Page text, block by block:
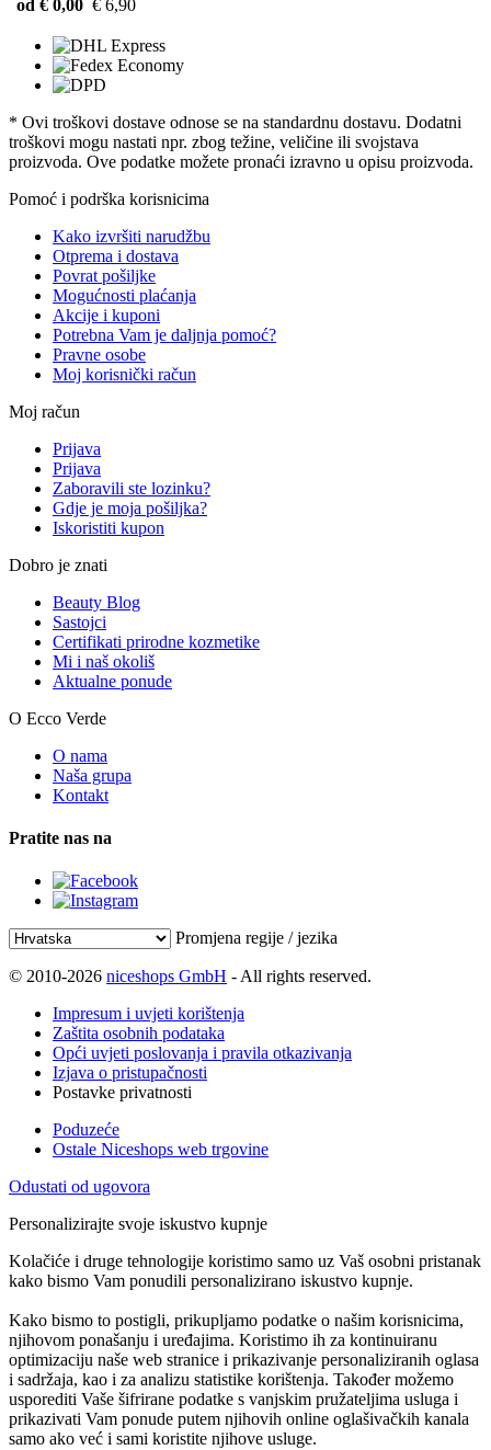
od € 0,00 € 6,90
* Ovi troškovi dostave odnose se na standardnu ​​dostavu. Dodatni
troškovi mogu nastati npr. zbog težine, veličine ili svojstava
proizvoda. Ove podatke možete pronaći izravno u opisu proizvoda.
Pomoć i podrška korisnicima
Kako izvršiti narudžbu
Otprema i dostava
Povrat pošiljke
Mogućnosti plaćanja
Akcije i kuponi
Potrebna Vam je daljnja pomoć?
Pravne osobe
Moj korisnički račun
Moj račun
Prijava
Prijava
Zaboravili ste lozinku?
Gdje je moja pošiljka?
Iskoristiti kupon
Dobro je znati
Beauty Blog
Sastojci
Certifikati prirodne kozmetike
Mi i naš okoliš
Aktualne ponude
O Ecco Verde
O nama
Naša grupa
Kontakt
Pratite nas na
Promjena regije / jezika
© 2010-2026 niceshops GmbH - All rights reserved.
Impresum i uvjeti korištenja
Zaštita osobnih podataka
Opći uvjeti poslovanja i pravila otkazivanja
Izjava o pristupačnosti
Postavke privatnosti
Poduzeće
Ostale Niceshops web trgovine
Odustati od ugovora
Personalizirajte svoje iskustvo kupnje
Kolačiće i druge tehnologije koristimo samo uz Vaš osobni pristanak
kako bismo Vam ponudili personalizirano iskustvo kupnje.
Kako bismo to postigli, prikupljamo podatke o našim korisnicima,
njihovom ponašanju i uređajima. Koristimo ih za kontinuiranu
optimizaciju naše web stranice i prikazivanje personaliziranih oglasa
i sadržaja, kao i za analizu statistike korištenja. Također možemo
usporediti Vaše šifrirane podatke s vanjskim pružateljima usluga i
prikazivati Vam ponude putem njihovih online oglašivačkih kanala
samo ako već i sami koristite njihove usluge.